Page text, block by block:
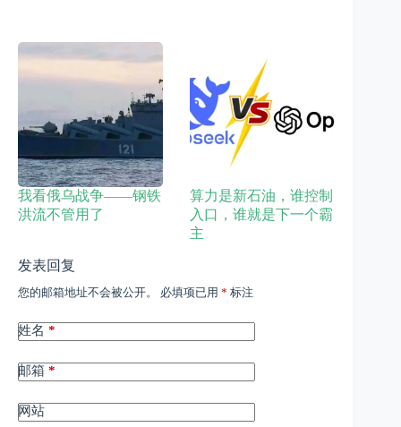
我看俄乌战争——钢铁
洪流不管用了
算力是新石油，谁控制
入口，谁就是下一个霸
主
发表回复
您的邮箱地址不会被公开。 必填项已用 * 标注
姓名 *
邮箱 *
网站